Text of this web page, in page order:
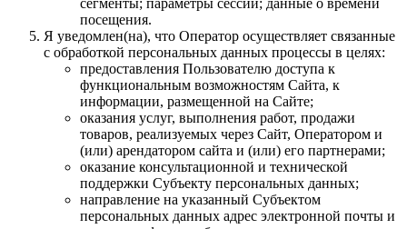
посещения.
Я уведомлен(на), что Оператор осуществляет связанные
с обработкой персональных данных процессы в целях:
предоставления Пользователю доступа к
функциональным возможностям Сайта, к
информации, размещенной на Сайте;
оказания услуг, выполнения работ, продажи
товаров, реализуемых через Сайт, Оператором и
(или) арендатором сайта и (или) его партнерами;
оказание консультационной и технической
поддержки Субъекту персональных данных;
направление на указанный Субъектом
персональных данных адрес электронной почты и